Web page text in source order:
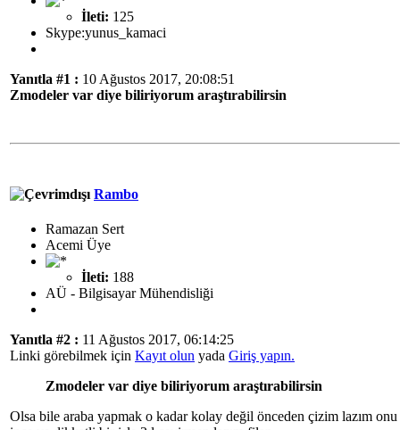
İleti: 125
Skype:yunus_kamaci
Yanıtla #1 : 10 Ağustos 2017, 20:08:51
Zmodeler var diye biliriyorum araştırabilirsin
Rambo
Ramazan Sert
Acemi Üye
İleti: 188
AÜ - Bilgisayar Mühendisliği
Yanıtla #2 : 11 Ağustos 2017, 06:14:25
Linki görebilmek için Kayıt olun yada Giriş yapın.
Zmodeler var diye biliriyorum araştırabilirsin
Olsa bile araba yapmak o kadar kolay değil önceden çizim lazım onu